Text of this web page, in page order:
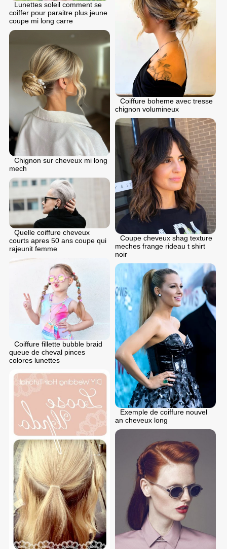
Lunettes soleil comment se
coiffer pour paraitre plus jeune
coupe mi long carre
Coiffure boheme avec tresse
chignon volumineux
Chignon sur cheveux mi long
mech
Coupe cheveux shag texture
meches frange rideau t shirt
noir
Quelle coiffure cheveux
courts apres 50 ans coupe qui
rajeunit femme
Coiffure fillette bubble braid
queue de cheval pinces
colores lunettes
Exemple de coiffure nouvel
an cheveux long